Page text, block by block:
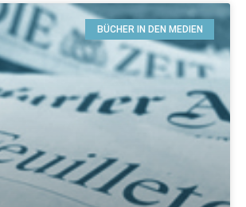
BÜCHER IN DEN MEDIEN